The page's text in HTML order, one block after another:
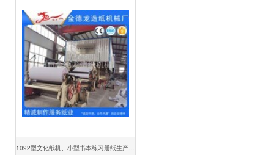
1092型文化纸机、小型书本练习册纸生产设备